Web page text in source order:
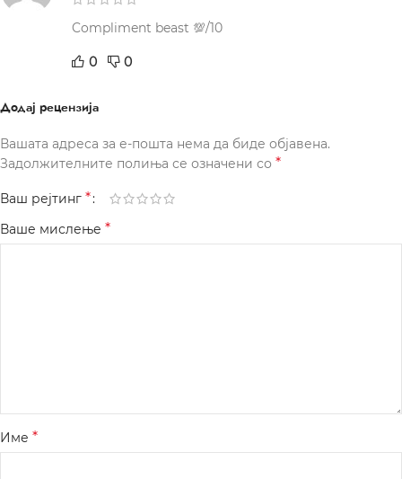
Compliment beast 💯/10
0 0
Додај рецензија
Вашата адреса за е-пошта нема да биде објавена.
Задолжителните полиња се означени со *
Ваш рејтинг *
Ваше мислење *
Име *